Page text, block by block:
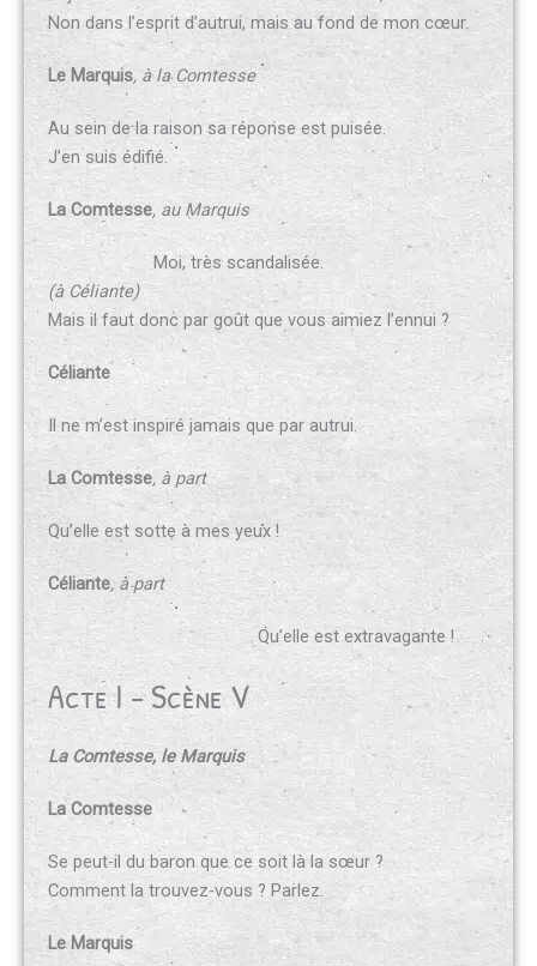
Non dans l’esprit d’autrui, mais au fond de mon cœur.
Le Marquis, à la Comtesse
Au sein de la raison sa réponse est puisée.
J’en suis édifié.
La Comtesse, au Marquis
Moi, très scandalisée.
(à Céliante)
Mais il faut donc par goût que vous aimiez l’ennui ?
Céliante
Il ne m’est inspiré jamais que par autrui.
La Comtesse, à part
Qu’elle est sotte à mes yeux !
Céliante, à part
Qu’elle est extravagante !
Acte I - Scène V
La Comtesse, le Marquis
La Comtesse
Se peut-il du baron que ce soit là la sœur ?
Comment la trouvez-vous ? Parlez.
Le Marquis